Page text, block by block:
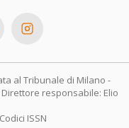
al Tribunale di Milano -
Direttore responsabile: Elio
Codici ISSN